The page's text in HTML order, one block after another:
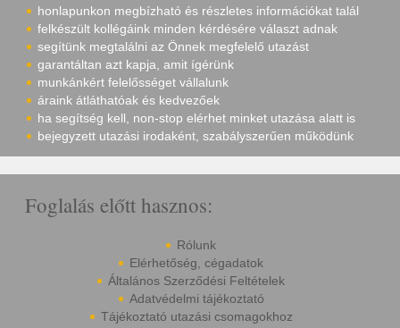
honlapunkon megbízható és részletes információkat talál
felkészült kollégáink minden kérdésére választ adnak
segítünk megtalálni az Önnek megfelelő utazást
garantáltan azt kapja, amit ígérünk
munkánkért felelősséget vállalunk
áraink átláthatóak és kedvezőek
ha segítség kell, non-stop elérhet minket utazása alatt is
bejegyzett utazási irodaként, szabályszerűen működünk
Foglalás előtt hasznos:
Rólunk
Elérhetőség, cégadatok
Általános Szerződési Feltételek
Adatvédelmi tájékoztató
Tájékoztató utazási csomagokhoz